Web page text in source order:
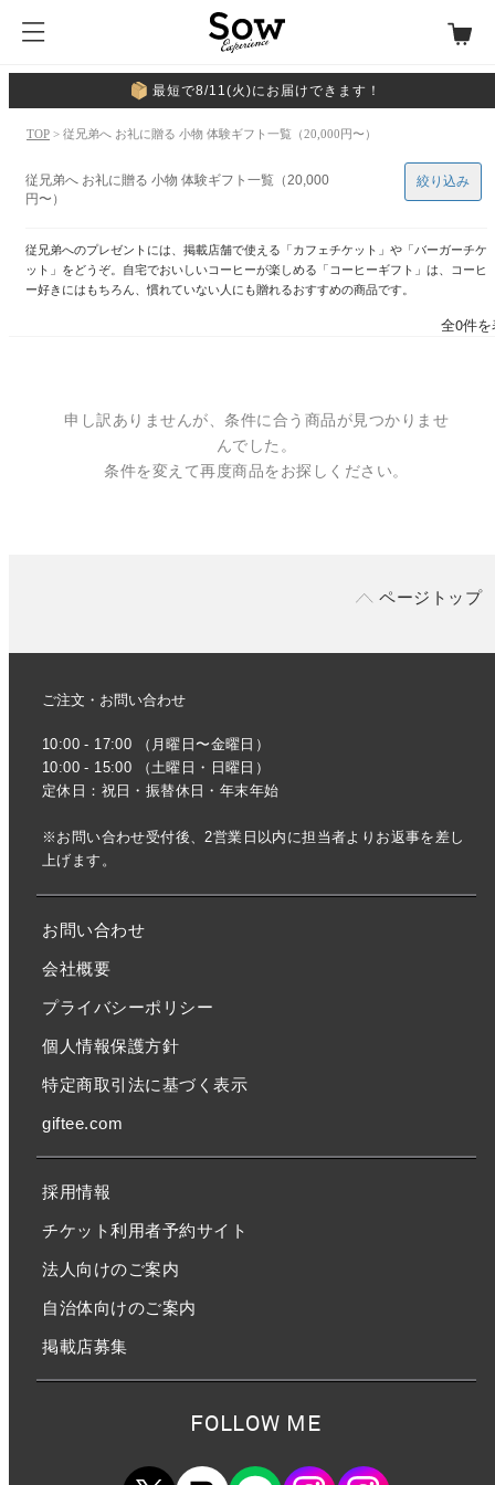
最短で8/11(火)にお届けできます！
TOP > 従兄弟へ お礼に贈る 小物 体験ギフト一覧（20,000円〜）
従兄弟へ お礼に贈る 小物 体験ギフト一覧（20,000
円〜）
従兄弟へのプレゼントには、掲載店舗で使える「カフェチケット」や「バーガーチケ
ット」をどうぞ。自宅でおいしいコーヒーが楽しめる「コーヒーギフト」は、コーヒ
ー好きにはもちろん、慣れていない人にも贈れるおすすめの商品です。
絞り込み
全0件
申し訳ありませんが、条件に合う商品が見つかりませ
んでした。
条件を変えて再度商品をお探しください。
ページトップ
ご注文・お問い合わせ
10:00 - 17:00 （月曜日〜金曜日）
10:00 - 15:00 （土曜日・日曜日）
定休日：祝日・振替休日・年末年始
※お問い合わせ受付後、2営業日以内に担当者よりお返事を差し
上げます。
お問い合わせ
会社概要
プライバシーポリシー
個人情報保護方針
特定商取引法に基づく表示
giftee.com
採用情報
チケット利用者予約サイト
法人向けのご案内
自治体向けのご案内
掲載店募集
FOLLOW ME